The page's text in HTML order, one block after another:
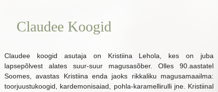
Claudee Koogid
Claudee koogid asutaja on Kristiina Lehola, kes on juba
lapsepõlvest alates suur-suur magusasõber. Olles 90.aastatel
Soomes, avastas Kristiina enda jaoks rikkaliku magusamaailma:
toorjuustukoogid, kardemonisaiad, pohla-karamellirulli jne. Kristiinal